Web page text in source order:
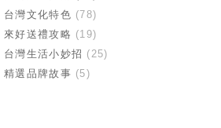
台灣文化特色 (78)
來好送禮攻略 (19)
台灣生活小妙招 (25)
精選品牌故事 (5)